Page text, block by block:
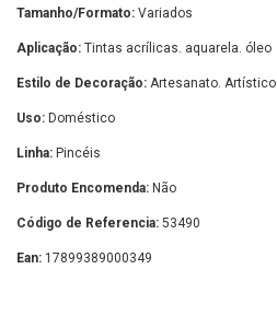
Tamanho/Formato: Variados
Aplicação: Tintas acrílicas. aquarela. óleo
Estilo de Decoração: Artesanato. Artístico
Uso: Doméstico
Linha: Pincéis
Produto Encomenda: Não
Código de Referencia: 53490
Ean: 17899389000349